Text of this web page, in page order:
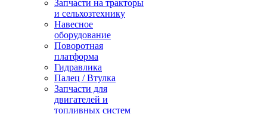
Запчасти на тракторы
и сельхозтехнику
Навесное
оборудование
Поворотная
платформа
Гидравлика
Палец / Втулка
Запчасти для
двигателей и
топливных систем